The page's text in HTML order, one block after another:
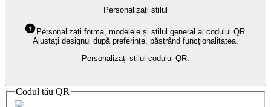
Personalizați stilul
Personalizați forma, modelele și stilul general al codului QR.
Ajustați designul după preferințe, păstrând funcționalitatea.
Personalizați stilul codului QR.
Codul tău QR